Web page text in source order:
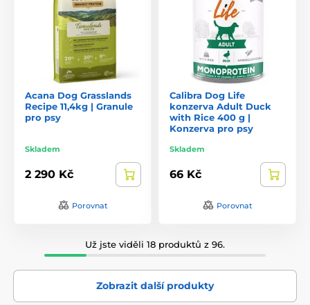
Acana Dog Grasslands
Recipe 11,4kg | Granule
pro psy
Skladem
2 290 Kč
Porovnat
Calibra Dog Life
konzerva Adult Duck
with Rice 400 g |
Konzerva pro psy
Skladem
66 Kč
Porovnat
Už jste viděli 18 produktů z 96.
Zobrazit další produkty